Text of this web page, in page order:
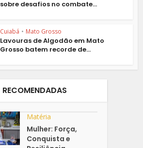
sobre desafios no combate...
Cuiabá • Mato Grosso
Lavouras de Algodão em Mato
Grosso batem recorde de...
RECOMENDADAS
Matéria
Mulher: Força,
Conquista e